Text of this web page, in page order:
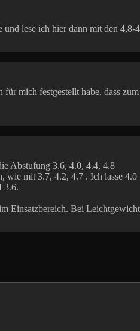
und lese ich hier dann mit den
mich festgestellt habe, dass
Abstufung 3.6, 4.0, 4.4, 4.8
wie mit 3.7, 4.2, 4.7 . Ich lasse
3.6.
Einsatzbereich. Bei